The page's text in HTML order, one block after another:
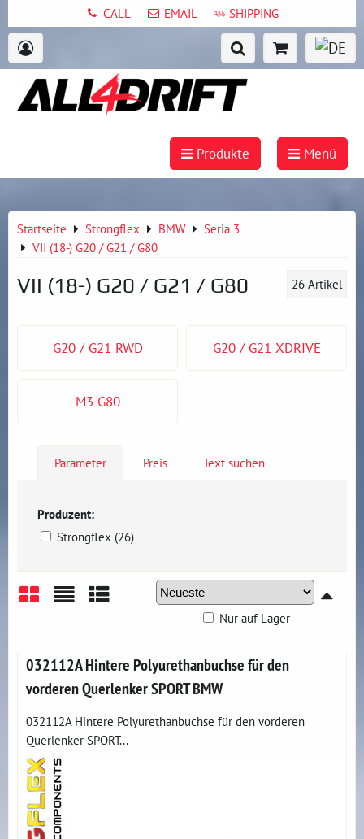
CALL EMAIL SHIPPING
Produkte Menü
Startseite Strongflex BMW
Seria 3
VII (18-) G20 / G21 / G80
VII (18-) G20 / G21 / G80 26 Artikel
G20 / G21 RWD G20 / G21 XDRIVE
M3 G80
Parameter Preis Text suchen
Produzent:
Strongflex (26)
Nur auf Lager
032112A Hintere Polyurethanbuchse für den
vorderen Querlenker SPORT BMW
032112A Hintere Polyurethanbuchse für den vorderen
Querlenker SPORT...